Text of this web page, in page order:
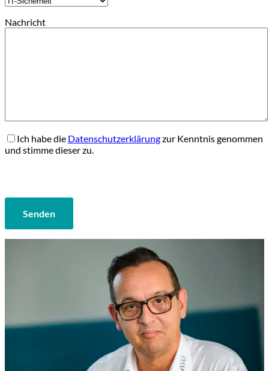
Nachricht
Ich habe die Datenschutzerklärungzur Kenntnis genommen
und stimme dieser zu.